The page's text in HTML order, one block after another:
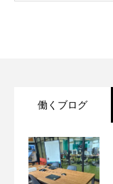
働くブログ